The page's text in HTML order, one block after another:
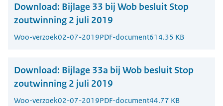
Download: Bijlage 33 bij Wob besluit Stop
zoutwinning 2 juli 2019
Woo-verzoek02-07-2019PDF-document614.35 KB
Download: Bijlage 33a bij Wob besluit Stop
zoutwinning 2 juli 2019
Woo-verzoek02-07-2019PDF-document44.77 KB